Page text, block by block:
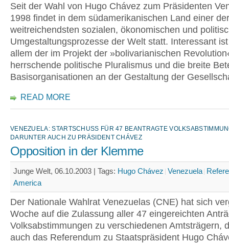
Seit der Wahl von Hugo Chávez zum Präsidenten
1998 findet in dem südamerikanischen Land einer der
weitreichendsten sozialen, ökonomischen und
Umgestaltungsprozesse der Welt statt. Interessant
allem der im Projekt der »bolivarianischen
herrschende politische Pluralismus und die breite
Basisorganisationen an der Gestaltung der
READ MORE
VENEZUELA: STARTSCHUSS FÜR 47 BEANTRAGTE
ARUNTER AUCH ZU PRÄSIDENT CHÁVEZ
Opposition in der Klemme
Junge Welt, 06.10.2003 | Tags: Hugo Chávez Venezuela
America
Der Nationale Wahlrat Venezuelas (CNE) hat sich
Woche auf die Zulassung aller 47 eingereichten
Volksabstimmungen zu verschiedenen Amtsträgern,
auch das Referendum zu Staatspräsident Hugo